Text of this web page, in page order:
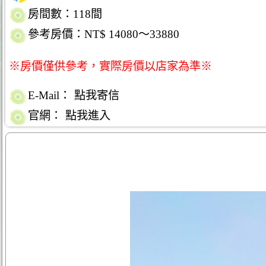
房間數：118間
參考房價：NT$ 14080～33880
※房價僅供參考，實際房價以店家為準※
E-Mail：
點我寄信
官網：
點我進入